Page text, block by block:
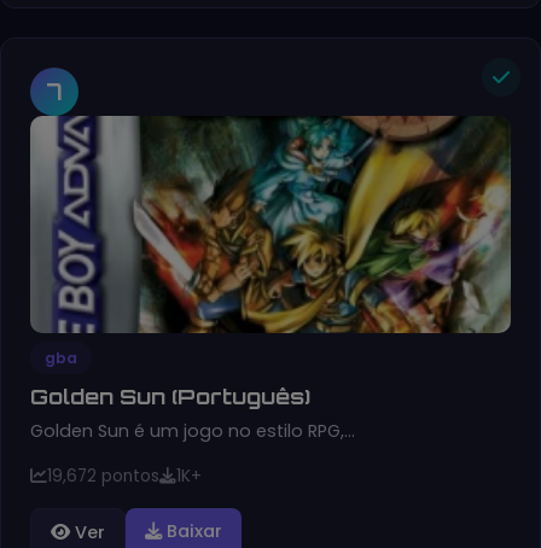
7
gba
Golden Sun (Português)
Golden Sun é um jogo no estilo RPG,…
19,672 pontos 1K+
Ver Baixar